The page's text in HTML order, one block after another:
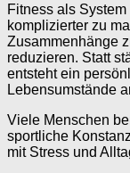
Fitness als
komplizierter zu
Zusammenhänge
reduzieren. Statt
entsteht ein
Lebensumstände
Viele Menschen
sportliche
mit Stress und